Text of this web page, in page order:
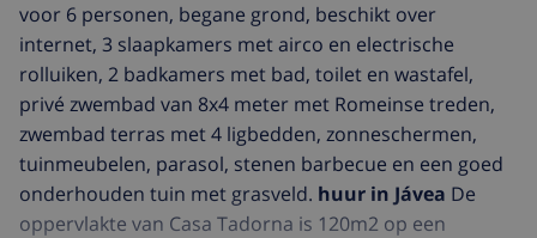
voor 6 personen, begane grond, beschikt over
internet, 3 slaapkamers met airco en electrische
rolluiken, 2 badkamers met bad, toilet en wastafel,
privé zwembad van 8x4 meter met Romeinse treden,
zwembad terras met 4 ligbedden, zonneschermen,
tuinmeubelen, parasol, stenen barbecue en een goed
onderhouden tuin met grasveld. huur in Jávea De
oppervlakte van Casa Tadorna is 120m2 op een